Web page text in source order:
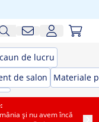
de lucru
de salon Materiale
și nu avem încă